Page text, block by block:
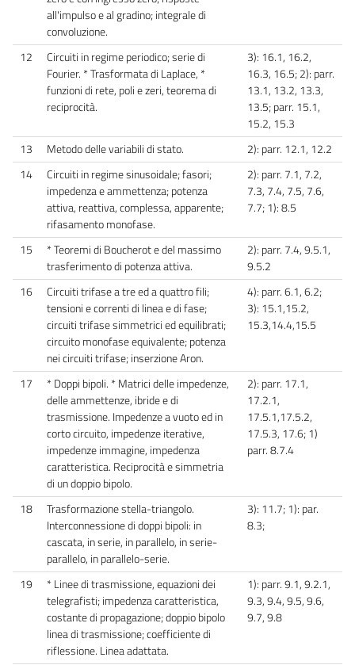
all'impulso e al gradino; integrale di
convoluzione.
12
Circuiti in regime periodico; serie di
Fourier. * Trasformata di Laplace, *
funzioni di rete, poli e zeri, teorema di
reciprocità.
3): 16.1, 16.2,
16.3, 16.5; 2): parr.
13.1, 13.2, 13.3,
13.5; parr. 15.1,
15.2, 15.3
13
Metodo delle variabili di stato.
2): parr. 12.1, 12.2
14
Circuiti in regime sinusoidale; fasori;
impedenza e ammettenza; potenza
attiva, reattiva, complessa, apparente;
rifasamento monofase.
2): parr. 7.1, 7.2,
7.3, 7.4, 7.5, 7.6,
7.7; 1): 8.5
15
* Teoremi di Boucherot e del massimo
trasferimento di potenza attiva.
2): parr. 7.4, 9.5.1,
9.5.2
16
Circuiti trifase a tre ed a quattro fili;
tensioni e correnti di linea e di fase;
circuiti trifase simmetrici ed equilibrati;
circuito monofase equivalente; potenza
nei circuiti trifase; inserzione Aron.
4): parr. 6.1, 6.2;
3): 15.1,15.2,
15.3,14.4,15.5
17
* Doppi bipoli. * Matrici delle impedenze,
delle ammettenze, ibride e di
trasmissione. Impedenze a vuoto ed in
corto circuito, impedenze iterative,
impedenze immagine, impedenza
caratteristica. Reciprocità e simmetria
di un doppio bipolo.
2): parr. 17.1,
17.2.1,
17.5.1,17.5.2,
17.5.3, 17.6; 1)
parr. 8.7.4
18
Trasformazione stella-triangolo.
Interconnessione di doppi bipoli: in
cascata, in serie, in parallelo, in serie-
parallelo, in parallelo-serie.
3): 11.7; 1): par.
8.3;
19
* Linee di trasmissione, equazioni dei
telegrafisti; impedenza caratteristica,
costante di propagazione; doppio bipolo
linea di trasmissione; coefficiente di
riflessione. Linea adattata.
1): parr. 9.1, 9.2.1,
9.3, 9.4, 9.5, 9.6,
9.7, 9.8